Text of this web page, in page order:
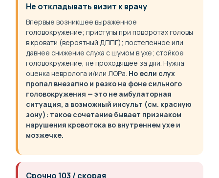
Не откладывать визит к врачу
Впервые возникшее выраженное
головокружение; приступы при поворотах головы
в кровати (вероятный ДППГ); постепенное или
давнее снижение слуха с шумом в ухе; стойкое
головокружение, не проходящее за дни. Нужна
оценка невролога и/или ЛОРа. Но если слух
пропал внезапно и резко на фоне сильного
головокружения — это не амбулаторная
ситуация, а возможный инсульт (см. красную
зону): такое сочетание бывает признаком
нарушения кровотока во внутреннем ухе и
мозжечке.
Срочно 103 / скорая